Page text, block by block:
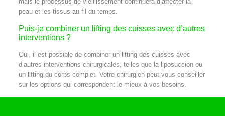
peau et les tissus au fil du temps.
Puis-je combiner un lifting des cuisses avec d’autres
interventions ?
Oui, il est possible de combiner un lifting des cuisses avec
d’autres interventions chirurgicales, telles que la liposuccion ou
un lifting du corps complet. Votre chirurgien peut vous conseiller
sur les options qui correspondent le mieux à vos besoins.